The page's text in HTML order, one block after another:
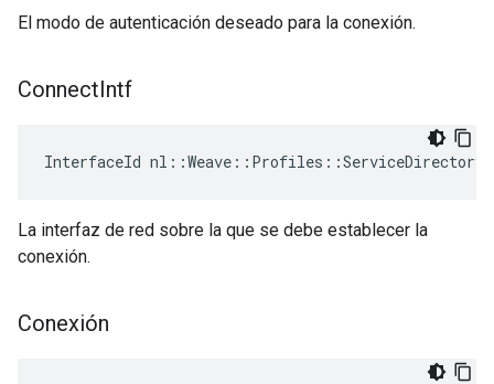
El modo de autenticación deseado para la conexión.
ConnectIntf
InterfaceId
La interfaz de red sobre la que se debe establecer la
conexión.
Conexión